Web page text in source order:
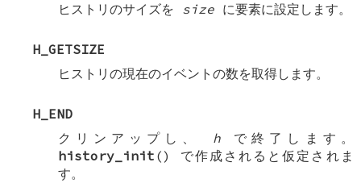
ヒストリのサイズを sizeに要素に設定します。
H_GETSIZE
ヒストリの現在のイベントの数を取得します。
H_END
クリンアップし、 h で終了します。
history_init () で作成されると仮定されま
す。